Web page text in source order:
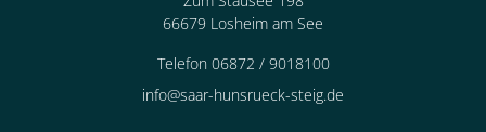
66679 Losheim am See
Telefon 06872 / 9018100
info@saar-hunsrueck-steig.de